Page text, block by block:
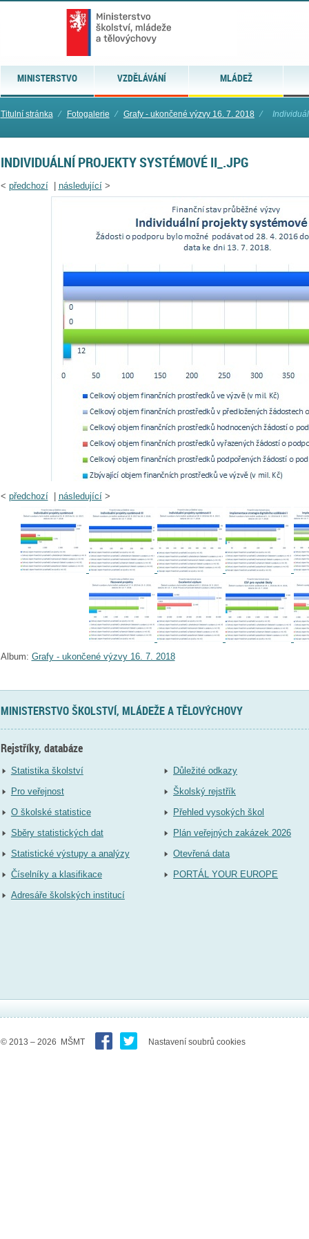
MINISTERSTVO VZDĚLÁVÁNÍ MLÁDEŽ
Titulní stránka ⁄ Fotogalerie ⁄ Grafy - ukončené výzvy 16. 7. 2018 ⁄
INDIVIDUÁLNÍ PROJEKTY SYSTÉMOVÉ II_.JPG
< předchozí| následující>
< předchozí| následující>
Album: Grafy - ukončené výzvy 16. 7. 2018
MINISTERSTVO ŠKOLSTVÍ, MLÁDEŽE A TĚLOVÝCHOVY
Rejstříky, databáze
Statistika školství
Pro veřejnost
O školské statistice
Sběry statistických dat
Statistické výstupy a analýzy
Číselníky a klasifikace
Adresáře školských institucí
Důležité odkazy
Školský rejstřík
Přehled vysokých škol
Plán veřejných zakázek 2026
Otevřená data
PORTÁL YOUR EUROPE
© 2013 – 2026 MŠMT Nastavení soubrů cookies